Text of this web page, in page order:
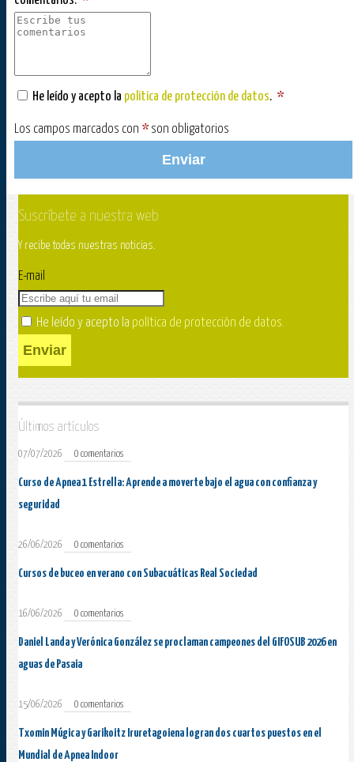
He leído y acepto la política de protección de datos. *
Los campos marcados con * son obligatorios
Enviar
Suscríbete a nuestra web
Y recibe todas nuestras noticias.
E-mail
He leído y acepto la política de protección de datos.
Enviar
Últimos artículos
07/07/2026 0 comentarios
Curso de Apnea 1 Estrella: Aprende a moverte bajo el agua con confianza y
seguridad
26/06/2026 0 comentarios
Cursos de buceo en verano con Subacuáticas Real Sociedad
16/06/2026 0 comentarios
Daniel Landa y Verónica González se proclaman campeones del GIFOSUB 2026 en
aguas de Pasaia
15/06/2026 0 comentarios
Txomin Múgica y Garikoitz Iruretagoiena logran dos cuartos puestos en el
Mundial de Apnea Indoor